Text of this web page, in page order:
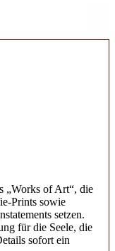
„Works of Art“, die
Prints sowie
setzen.
für die Seele, die
sofort ein